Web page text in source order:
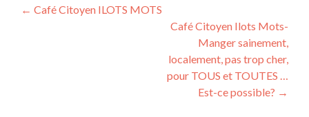
Navigation
← Café Citoyen ILOTS MOTS
Café Citoyen Ilots Mots-
Manger sainement,
localement, pas trop cher,
pour TOUS et TOUTES …
Est-ce possible? →